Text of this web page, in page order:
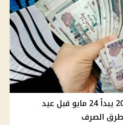
صرف معاشات يونيو 2026 يبدأ 24 مايو قبل عيد
الصرف